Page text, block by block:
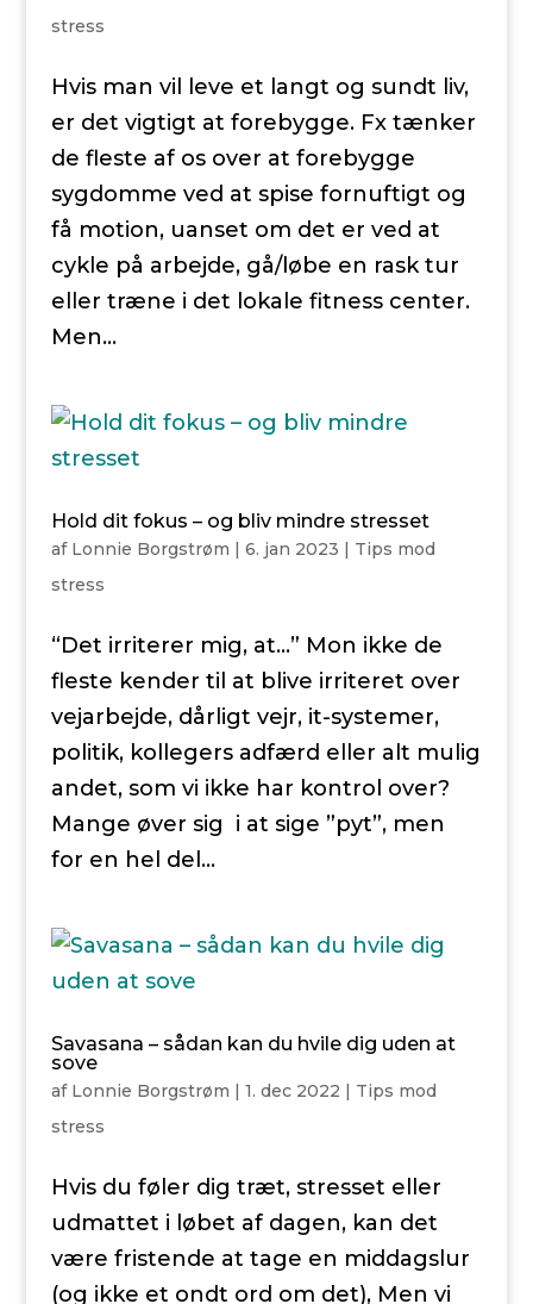
stress
Hvis man vil leve et langt og sundt liv,
er det vigtigt at forebygge. Fx tænker
de fleste af os over at forebygge
sygdomme ved at spise fornuftigt og
få motion, uanset om det er ved at
cykle på arbejde, gå/løbe en rask tur
eller træne i det lokale fitness center.
Men...
Hold dit fokus – og bliv mindre stresset
af Lonnie Borgstrøm | 6. jan 2023 | Tips mod
stress
“Det irriterer mig, at…” Mon ikke de
fleste kender til at blive irriteret over
vejarbejde, dårligt vejr, it-systemer,
politik, kollegers adfærd eller alt mulig
andet, som vi ikke har kontrol over?
Mange øver sig i at sige ”pyt”, men
for en hel del...
Savasana – sådan kan du hvile dig uden at
sove
af Lonnie Borgstrøm | 1. dec 2022 | Tips mod
stress
Hvis du føler dig træt, stresset eller
udmattet i løbet af dagen, kan det
være fristende at tage en middagslur
(og ikke et ondt ord om det), Men vi